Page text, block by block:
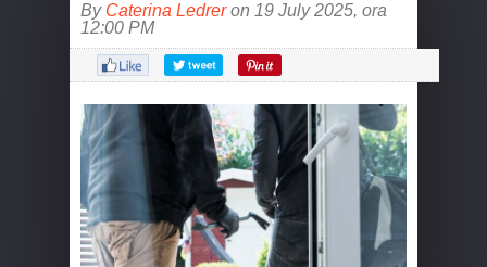
By Caterina Ledreron 19 July 2025, ora
12:00 PM